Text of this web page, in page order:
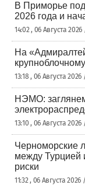
В Приморье
2026 года и
14:02 , 06 Августа
На
13:18 , 06 Августа
НЭМО:
13:10 , 06 Августа
Черноморские
между Турцией
риски
11:32 , 06 Августа